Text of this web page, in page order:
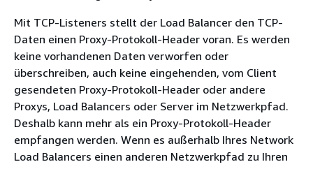
Mit TCP-Listeners stellt der Load Balancer den TCP-
Daten einen Proxy-Protokoll-Header voran. Es werden
keine vorhandenen Daten verworfen oder
überschreiben, auch keine eingehenden, vom Client
gesendeten Proxy-Protokoll-Header oder andere
Proxys, Load Balancers oder Server im Netzwerkpfad.
Deshalb kann mehr als ein Proxy-Protokoll-Header
empfangen werden. Wenn es außerhalb Ihres Network
Load Balancers einen anderen Netzwerkpfad zu Ihren